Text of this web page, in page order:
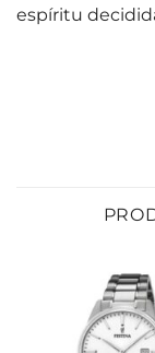
espíritu